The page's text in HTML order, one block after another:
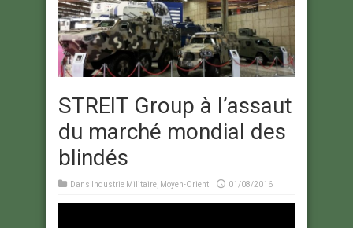
STREIT Group à l’assaut
du marché mondial des
blindés
Dans Industrie Militaire Moyen-Orient 01/08/2016